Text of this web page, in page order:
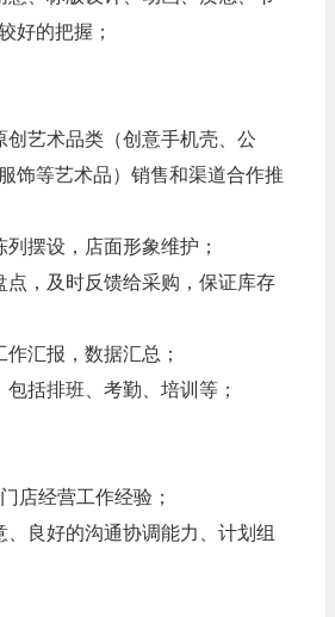
好的把握；
创艺术品类（创意手机壳、公
饰等艺术品）销售和渠道合作推
摆设，店面形象维护；
点，及时反馈给采购，保证库存
汇报，数据汇总；
括排班、考勤、培训等；
店经营工作经验；
、良好的沟通协调能力、计划组